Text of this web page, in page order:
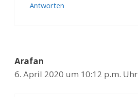
Antworten
Arafan
6. April 2020 um 10:12 p.m. Uhr